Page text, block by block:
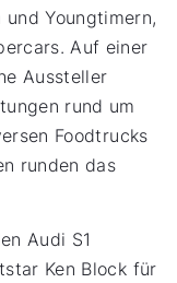
Youngtimern,
Auf einer
Aussteller
rund um
Foodtrucks
runden das
Audi S1
Ken Block für